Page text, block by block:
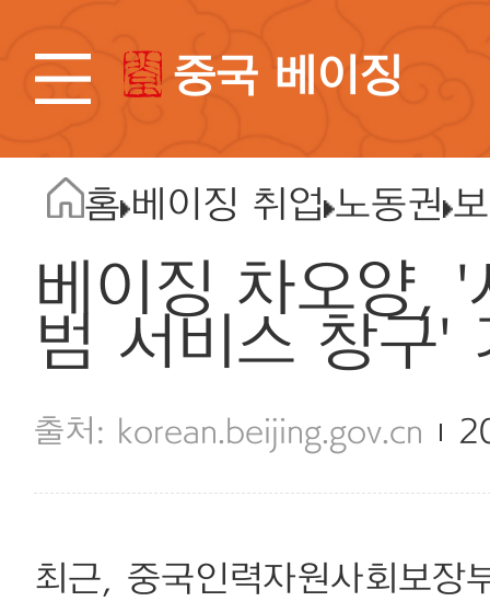
중국 베이징
홈 베이징 취업 노동권
베이징 차오양,
범 서비스 창구'
korean.beijing.gov.cn
최근, 중국인력자원사회보장